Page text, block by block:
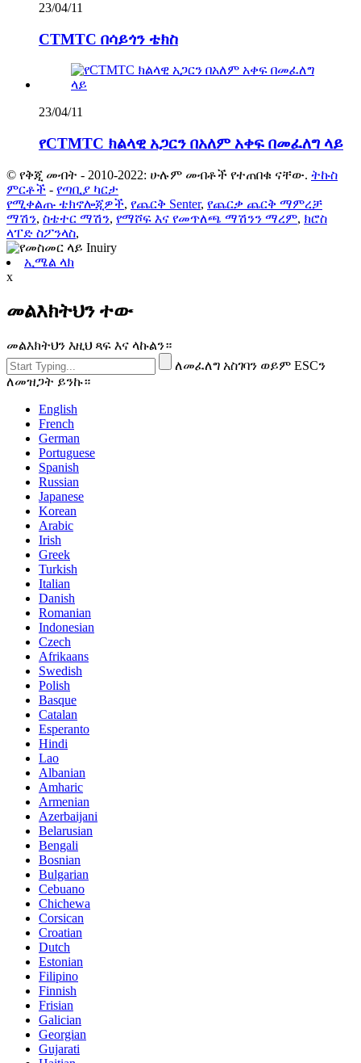
23/04/11
CTMTC በሳይጎን ቴክስ
23/04/11
የCTMTC ክልላዊ አጋርን በአለም አቀፍ በመፈለግ ላይ
© የቅጂ መብት - 2010-2022: ሁሉም መብቶች የተጠበቁ ናቸው. ትኩስ
ምርቶች - የጣቢያ ካርታ
የሚቀልጡ ቴክኖሎጂዎች, የጨርቅ Senter, የጨርቃ ጨርቅ ማምረቻ
ማሽን, ስቴተር ማሽን, የማሾፍ እና የመጥለጫ ማሽንን ማረም, ክሮስ
ላፐድ ስፖንላስ,
ኢሜል ላክ
x
መልእክትህን ተው
መልእክትህን እዚህ ጻፍ እና ላኩልን።
ለመፈለግ አስገባን ወይም ESCን
ለመዝጋት ይንኩ።
English
French
German
Portuguese
Spanish
Russian
Japanese
Korean
Arabic
Irish
Greek
Turkish
Italian
Danish
Romanian
Indonesian
Czech
Afrikaans
Swedish
Polish
Basque
Catalan
Esperanto
Hindi
Lao
Albanian
Amharic
Armenian
Azerbaijani
Belarusian
Bengali
Bosnian
Bulgarian
Cebuano
Chichewa
Corsican
Croatian
Dutch
Estonian
Filipino
Finnish
Frisian
Galician
Georgian
Gujarati